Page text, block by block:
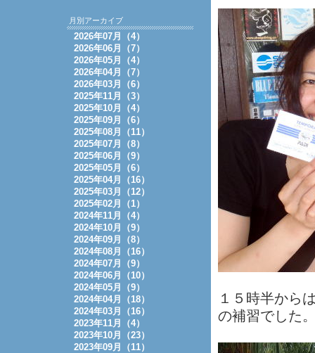
１５時半から
の補習でした
月別アーカイブ
2026年07月（4）
2026年06月（7）
2026年05月（4）
2026年04月（7）
2026年03月（6）
2025年11月（3）
2025年10月（4）
2025年09月（6）
2025年08月（11）
2025年07月（8）
2025年06月（9）
2025年05月（6）
2025年04月（16）
2025年03月（12）
2025年02月（1）
2024年11月（4）
2024年10月（9）
2024年09月（8）
2024年08月（16）
2024年07月（9）
2024年06月（10）
2024年05月（9）
2024年04月（18）
2024年03月（16）
2023年11月（4）
2023年10月（23）
2023年09月（11）